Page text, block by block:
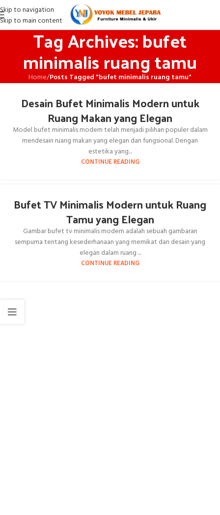
Skip to navigation
Skip to main content
Tag Archives: bufet
minimalis ruang tamu
Home/Posts Tagged "bufet minimalis ruang tamu"
Desain Bufet Minimalis Modern untuk
Ruang Makan yang Elegan
Model bufet minimalis modern telah menjadi pilihan populer dalam
mendesain ruang makan yang elegan dan fungsional. Dengan
estetika yang...
CONTINUE READING
Bufet TV Minimalis Modern untuk Ruang
Tamu yang Elegan
Gambar bufet tv minimalis modern adalah sebuah gambaran
sempurna tentang kesederhanaan yang memikat dan desain yang
elegan dalam ruang ...
CONTINUE READING